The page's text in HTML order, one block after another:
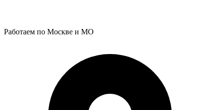
Работаем по Москве и МО